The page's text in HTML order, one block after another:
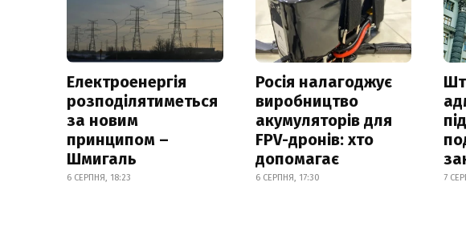
Електроенергія
розподілятиметься
за новим
принципом –
Шмигаль
6 СЕРПНЯ, 18:23
Росія налагоджує
виробництво
акумуляторів для
FPV-дронів: хто
допомагає
6 СЕРПНЯ, 17:30 7